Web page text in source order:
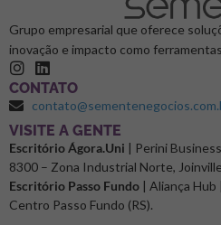
Grupo empresarial que oferece
inovação e impacto como
CONTATO
⁠VISITE A GENTE
Escritório Ágora.Uni | Perini
8300 – Zona Industrial Norte,
Escritório Passo Fundo | Aliança
Centro Passo Fundo (RS).